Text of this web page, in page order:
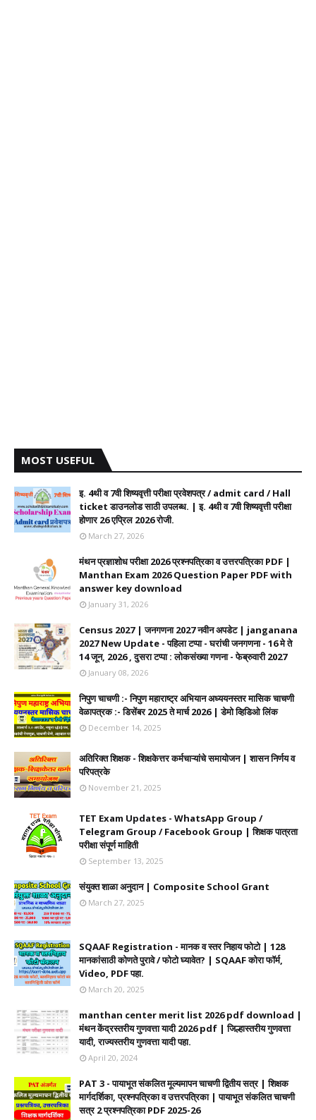
MOST USEFUL
इ. 4थी व 7वी शिष्यवृत्ती परीक्षा प्रवेशपत्र / admit card / Hall
ticket डाउनलोड साठी उपलब्ध. | इ. 4थी व 7वी शिष्यवृत्ती परीक्षा
होणार 26 एप्रिल 2026 रोजी.
March 27, 2026
मंथन प्रज्ञाशोध परीक्षा 2026 प्रश्नपत्रिका व उत्तरपत्रिका PDF |
Manthan Exam 2026 Question Paper PDF with
answer key download
January 31, 2026
Census 2027 | जनगणना 2027 नवीन अपडेट | janganana
2027 New Update - पहिला टप्पा - घरांची जनगणना - 16 मे ते
14 जून, 2026 , दुसरा टप्पा : लोकसंख्या गणना - फेब्रुवारी 2027
January 08, 2026
निपुण चाचणी :- निपुण महाराष्ट्र अभियान अध्ययनस्तर मासिक चाचणी
वेळापत्रक :- डिसेंबर 2025 ते मार्च 2026 | डेमो व्हिडिओ लिंक
December 14, 2025
अतिरिक्त शिक्षक - शिक्षकेत्तर कर्मचाऱ्यांचे समायोजन | शासन निर्णय व
परिपत्रके
November 21, 2025
TET Exam Updates - WhatsApp Group /
Telegram Group / Facebook Group | शिक्षक पात्रता
परीक्षा संपूर्ण माहिती
September 13, 2025
संयुक्त शाळा अनुदान | Composite School Grant
March 27, 2025
SQAAF Registration - मानक व स्तर निहाय फोटो | 128
मानकांसाठी कोणते पुरावे / फोटो घ्यावेत? | SQAAF कोरा फॉर्म,
Video, PDF पहा.
March 20, 2025
manthan center merit list 2026 pdf download |
मंथन केंद्रस्तरीय गुणवत्ता यादी 2026 pdf | जिल्हास्तरीय गुणवत्ता
यादी, राज्यस्तरीय गुणवत्ता यादी पहा.
April 20, 2024
PAT 3 - पायाभूत संकलित मूल्यमापन चाचणी द्वितीय सत्र | शिक्षक
मार्गदर्शिका, प्रश्नपत्रिका व उत्तरपत्रिका | पायाभूत संकलित चाचणी
सत्र 2 प्रश्नपत्रिका PDF 2025-26